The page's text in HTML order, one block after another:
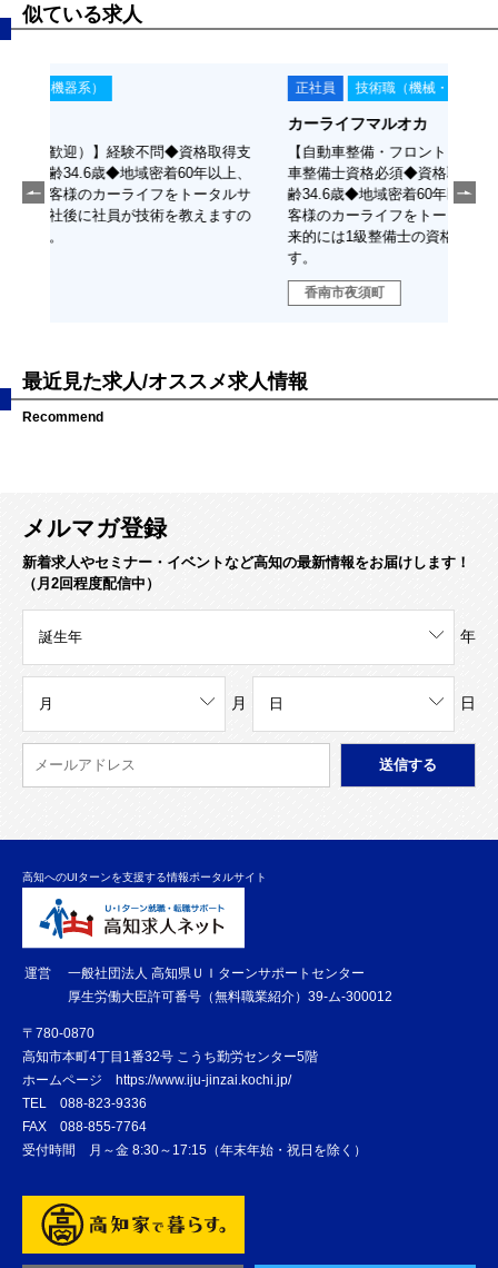
似ている求人
サ
正社員
【自動車整備・フロント（整備士有資格者）】三級自動
車整備士資格必須◆資格取得支援制度あり◆社員平均年
齢34.6歳◆地域密着60年以上、培ってきたノウハウでお
客様のカーライフをトータルサポートしていきます◆将
来的には1級整備士の資格取得を目指していただけま
課題
最近見た求人/オススメ求人情報
Recommend
メルマガ登録
新着求人やセミナー・イベントなど高知の最新情報をお届けします！
（月2回程度配信中）
年
月 日
高知へのUIターンを支援する情報ポータルサイト
運営
一般社団法人 高知県ＵＩターンサポートセンター
厚生労働大臣許可番号（無料職業紹介）39-ム-300012
〒780-0870
高知市本町4丁目1番32号 こうち勤労センター5階
ホームページ https://www.iju-jinzai.kochi.jp/
TEL 088-823-9336
FAX 088-855-7764
受付時間 月～金 8:30～17:15（年末年始・祝日を除く）